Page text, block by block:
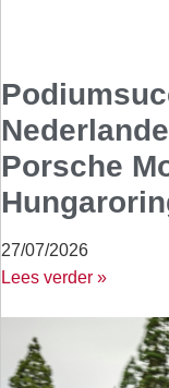
Porsche
27/07/2026
Lees verder »